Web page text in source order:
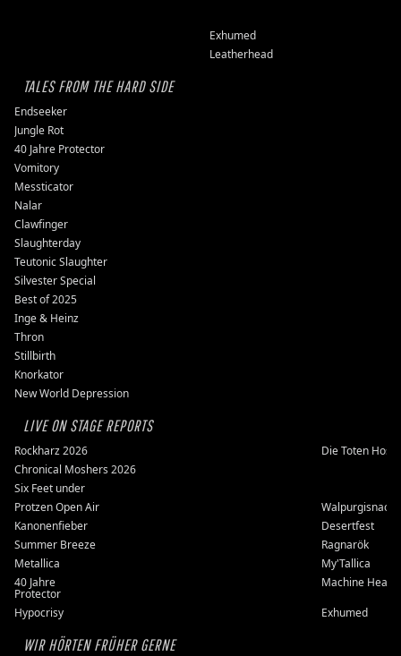
Exhumed
Leatherhead
TALES FROM THE HARD SIDE
Endseeker
Jungle Rot
40 Jahre Protector
Vomitory
Messticator
Nalar
Clawfinger
Slaughterday
Teutonic Slaughter
Silvester Special
Best of 2025
Inge & Heinz
Thron
Stillbirth
Knorkator
New World Depression
LIVE ON STAGE REPORTS
Rockharz 2026
Die Toten
Chronical Moshers 2026
Six Feet under
Protzen Open Air
Walpurgisnacht
Kanonenfieber
Desertfest
Summer Breeze
Ragnarök
Metallica
My'Tallica
40 Jahre
Protector
Machine Head
Hypocrisy
Exhumed
WIR HÖRTEN FRÜHER GERNE